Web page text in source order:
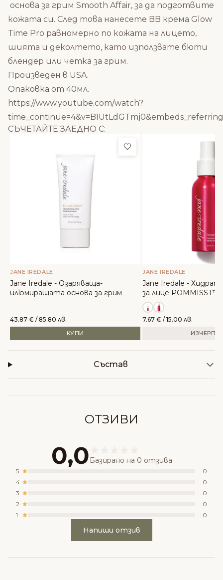
основа за грим Smooth Affair, за да подготвите
кожата си. След това нанесете BB крема Glow
Time Pro равномерно по кожата на лицето,
шията и деколтето, като използвате бюти
блендер или четка за грим.
Произведен в USA.
Опаковка от 40мл.
https://www.youtube.com/watch?
СЪЧЕТАЙТЕ ЗАЕДНО С:
Добави в любими
JANE IREDALE
Jane Iredale - Озаряваща-
илюмиращата основа за грим
43.87 € / 85.80 лв.
КУПИ
JANE IREDALE
Jane Iredale -
за лице POMMISST™
7.67€ / 15.00 лв.
Състав
ОТЗИВИ
0,0 Базирано на 0 отзива
5
0
4
0
3
0
2
0
1
0
Напиши отзив